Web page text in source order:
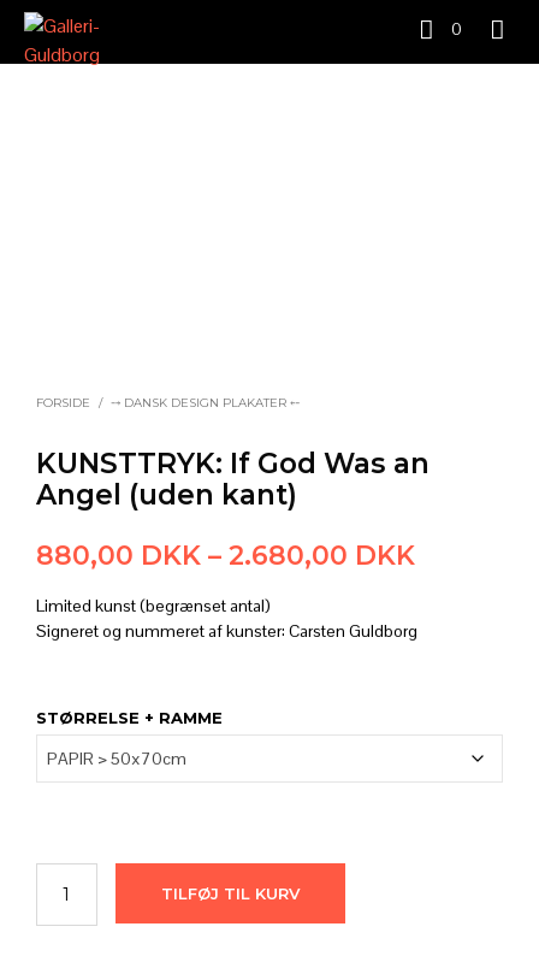
0
FORSIDE / ⤍ DANSK DESIGN PLAKATER ⤌
KUNSTTRYK: If God Was an
Angel (uden kant)
880,00 DKK – 2.680,00 DKK
til
Limited kunst (begrænset antal)
Signeret og nummeret af kunster: Carsten Guldborg
STØRRELSE + RAMME
TILFØJ TIL KURV